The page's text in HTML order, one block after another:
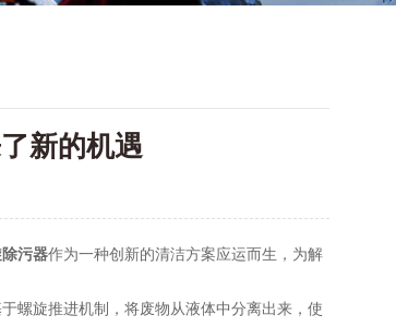
新的机遇
污器作为一种创新的清洁方案应运而生，为解
旋推进机制，将废物从液体中分离出来，使